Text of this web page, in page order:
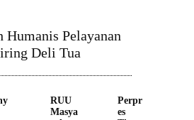
Pelayanan
Deli Tua
RUU
Masya
Perpr
es